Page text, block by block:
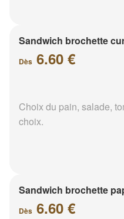
Sandwich brochette
Dès 6.60 €
Choix du pain, salade,
choix.
Sandwich brochette
Dès 6.60 €